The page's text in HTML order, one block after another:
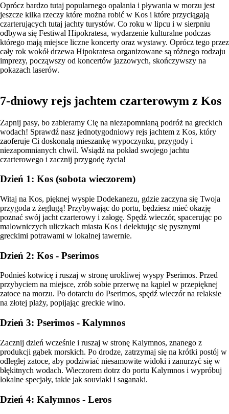
Oprócz bardzo tutaj popularnego opalania i pływania w morzu jest
jeszcze kilka rzeczy które można robić w Kos i które przyciągają
czarterujących tutaj jachty turystów. Co roku w lipcu i w sierpniu
odbywa się Festiwal Hipokratesa, wydarzenie kulturalne podczas
którego mają miejsce liczne koncerty oraz wystawy. Oprócz tego przez
cały rok wokół drzewa Hipokratesa organizowane są różnego rodzaju
imprezy, począwszy od koncertów jazzowych, skończywszy na
pokazach laserów.
7-dniowy rejs jachtem czarterowym z Kos
Zapnij pasy, bo zabieramy Cię na niezapomnianą podróż na greckich
wodach! Sprawdź nasz jednotygodniowy rejs jachtem z Kos, który
zaoferuje Ci doskonałą mieszankę wypoczynku, przygody i
niezapomnianych chwil. Wsiądź na pokład swojego jachtu
czarterowego i zacznij przygodę życia!
Dzień 1: Kos (sobota wieczorem)
Witaj na Kos, pięknej wyspie Dodekanezu, gdzie zaczyna się Twoja
przygoda z żeglugą! Przybywając do portu, będziesz mieć okazję
poznać swój jacht czarterowy i załogę. Spędź wieczór, spacerując po
malowniczych uliczkach miasta Kos i delektując się pysznymi
greckimi potrawami w lokalnej tawernie.
Dzień 2: Kos - Pserimos
Podnieś kotwicę i ruszaj w stronę urokliwej wyspy Pserimos. Przed
przybyciem na miejsce, zrób sobie przerwę na kąpiel w przepięknej
zatoce na morzu. Po dotarciu do Pserimos, spędź wieczór na relaksie
na złotej plaży, popijając greckie wino.
Dzień 3: Pserimos - Kalymnos
Zacznij dzień wcześnie i ruszaj w stronę Kalymnos, znanego z
produkcji gąbek morskich. Po drodze, zatrzymaj się na krótki postój w
odległej zatoce, aby podziwiać niesamowite widoki i zanurzyć się w
błękitnych wodach. Wieczorem dotrz do portu Kalymnos i wypróbuj
lokalne specjały, takie jak souvlaki i saganaki.
Dzień 4: Kalymnos - Leros